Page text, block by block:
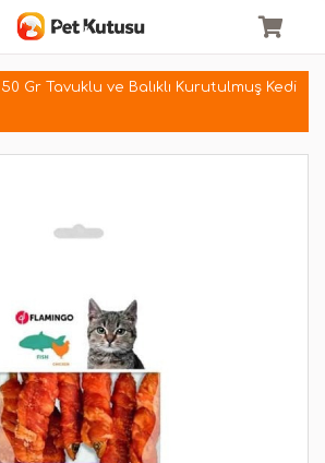
Gr Tavuklu ve Balıklı Kurutulmuş Kedi